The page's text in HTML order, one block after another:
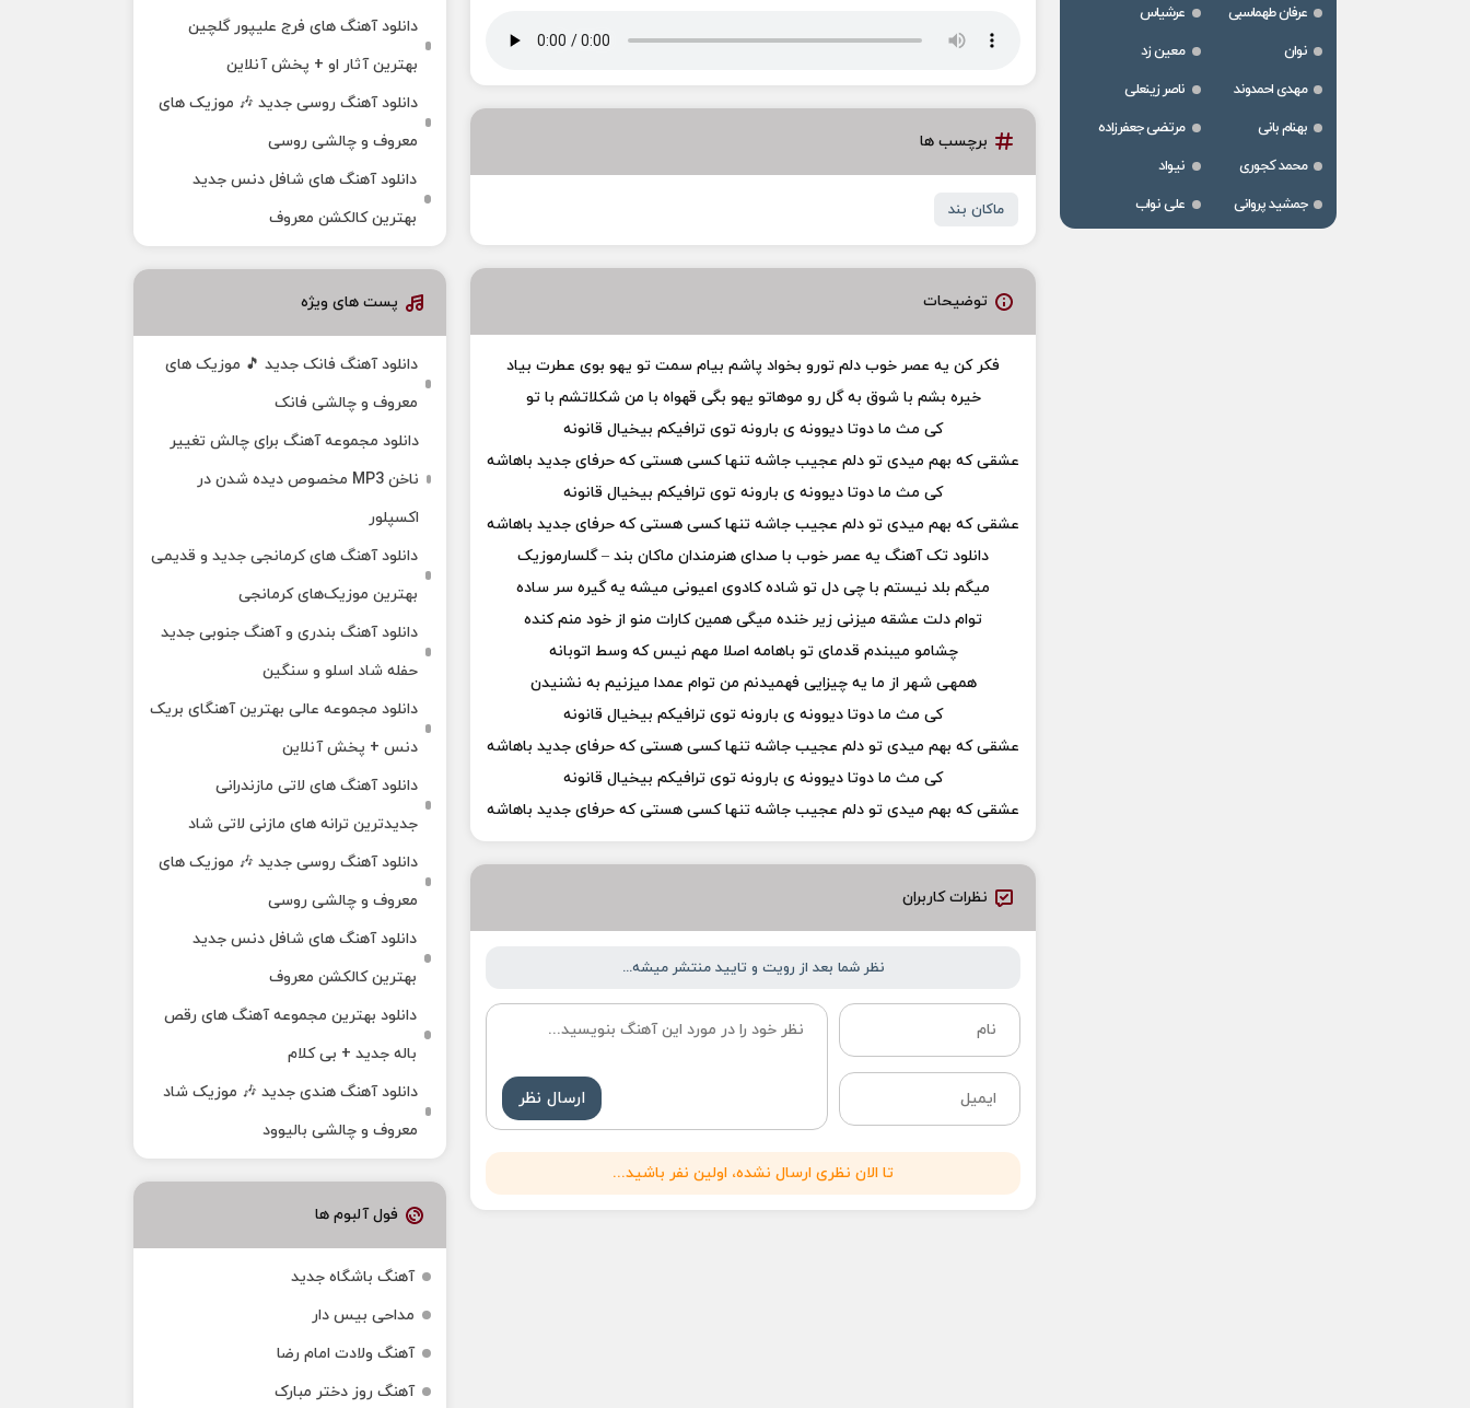
برچسب ها
ماکان بند
توضیحات
فکر کن یه عصر خوب دلم تورو بخواد پاشم بیام سمت تو یهو بوی عطرت بیاد
خیره بشم با شوق به گل رو موهاتو یهو بگی قهواه با من شکلاتشم با تو
کی مث ما دوتا دیوونه ی بارونه توی ترافیکم بیخیال قانونه
عشقی که بهم میدی تو دلم عجیب جاشه تنها کسی هستی که حرفای جدید باهاشه
کی مث ما دوتا دیوونه ی بارونه توی ترافیکم بیخیال قانونه
عشقی که بهم میدی تو دلم عجیب جاشه تنها کسی هستی که حرفای جدید باهاشه
دانلود تک آهنگ یه عصر خوب با صدای هنرمندان ماکان بند – گلسارموزیک
میگم بلد نیستم با چی دل تو شاده کادوی اعیونی میشه یه گیره سر ساده
توام دلت عشقه میزنی زیر خنده میگی همین کارات منو از خود منم کنده
چشامو میبندم قدمای تو باهامه اصلا مهم نیس که وسط اتوبانه
همهی شهر از ما یه چیزایی فهمیدنم من توام عمدا میزنیم به نشنیدن
کی مث ما دوتا دیوونه ی بارونه توی ترافیکم بیخیال قانونه
عشقی که بهم میدی تو دلم عجیب جاشه تنها کسی هستی که حرفای جدید باهاشه
کی مث ما دوتا دیوونه ی بارونه توی ترافیکم بیخیال قانونه
عشقی که بهم میدی تو دلم عجیب جاشه تنها کسی هستی که حرفای جدید باهاشه
نظرات کاربران
نظر شما بعد از رویت و تایید منتشر میشه...
ارسال نظر
تا الان نظری ارسال نشده، اولین نفر باشید...
عرفان طهماسبی
عرشیاس
نوان
معین زد
مهدی احمدوند
ناصر زینعلی
بهنام بانی
مرتضی جعفرزاده
محمد کجوری
نیواد
جمشید پروانی
علی نواب
دانلود آهنگ های فرج علیپور گلچین
بهترین آثار او + پخش آنلاین
دانلود آهنگ روسی جدید 🎶 موزیک‌ های
معروف و چالشی روسی
دانلود آهنگ های شافل دنس جدید
بهترین کالکشن معروف
پست های ویژه
دانلود آهنگ فانک جدید 🎵 موزیک‌ های
معروف و چالشی فانک
دانلود مجموعه آهنگ برای چالش تغییر
ناخن MP3 مخصوص دیده شدن در
اکسپلور
دانلود آهنگ‌ های کرمانجی جدید و قدیمی
بهترین موزیک‌های کرمانجی
دانلود آهنگ بندری و آهنگ جنوبی جدید
حفله شاد اسلو و سنگین
دانلود مجموعه عالی بهترین آهنگای بریک
دنس + پخش آنلاین
دانلود آهنگ‌ های لاتی مازندرانی
جدیدترین ترانه های مازنی لاتی شاد
دانلود آهنگ روسی جدید 🎶 موزیک‌ های
معروف و چالشی روسی
دانلود آهنگ های شافل دنس جدید
بهترین کالکشن معروف
دانلود بهترین مجموعه آهنگ های رقص
باله جدید + بی کلام
دانلود آهنگ هندی جدید 🎶 موزیک شاد
معروف و چالشی بالیوود
فول آلبوم ها
آهنگ باشگاه جدید
مداحی بیس دار
آهنگ ولادت امام رضا
آهنگ روز دختر مبارک